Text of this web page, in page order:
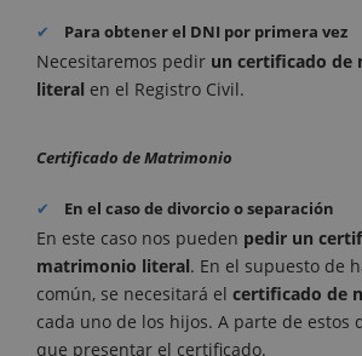
Para obtener el DNI por primera vez
Necesitaremos pedir un certificado de
literal en el Registro Civil.
Certificado de Matrimonio
En el caso de divorcio o separación
En este caso nos pueden pedir un
matrimonio literal. En el supuesto de
común, se necesitará el certificado de
cada uno de los hijos. A parte de estos
que presentar el certificado.